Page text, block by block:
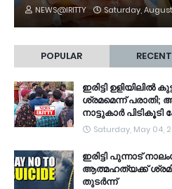
NEWS@IRITTY Saturday,
POPULAR
ഇരിട്ടി ഉളിയിലിൽ
ശ്രമമെന്ന്
നാട്ടുകാർ
Saturday, May 04,
ഇരിട്ടി പുന്നാട്
ആത്മഹത്യക്ക്
തുടർന്ന്